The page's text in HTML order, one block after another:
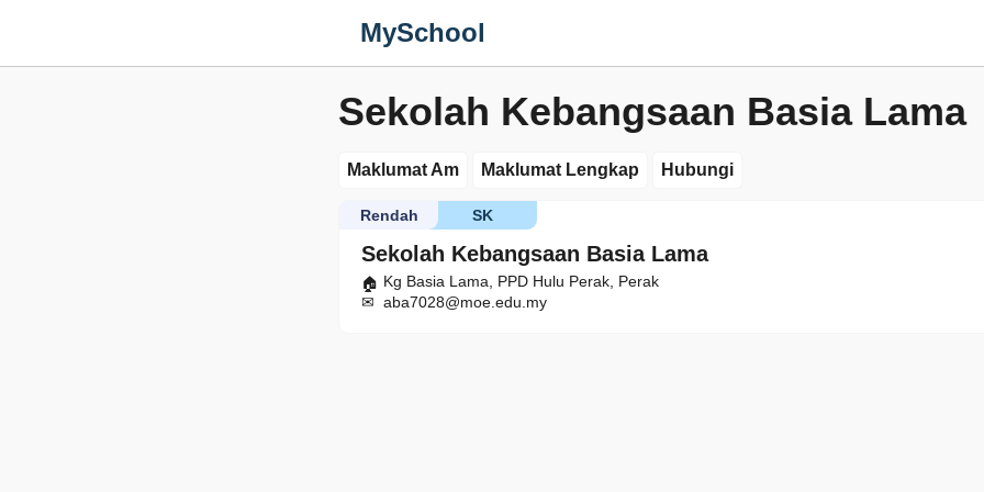
MySchool
Sekolah Kebangsaan Basia Lama
Maklumat Am Maklumat Lengkap Hubungi
Sekolah Kebangsaan Basia Lama
SK
Rendah
Kg Basia Lama, PPD Hulu Perak, Perak
aba7028@moe.edu.my